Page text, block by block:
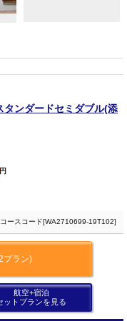
ンダードセミダブル(添
円
コースコード[WA2710699-19T102]
プラン)
航空+宿泊
ットプランを見る